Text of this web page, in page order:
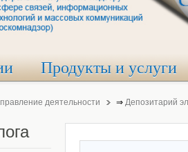
Продукты и услуги
деятельности ⇒ Депозитарий